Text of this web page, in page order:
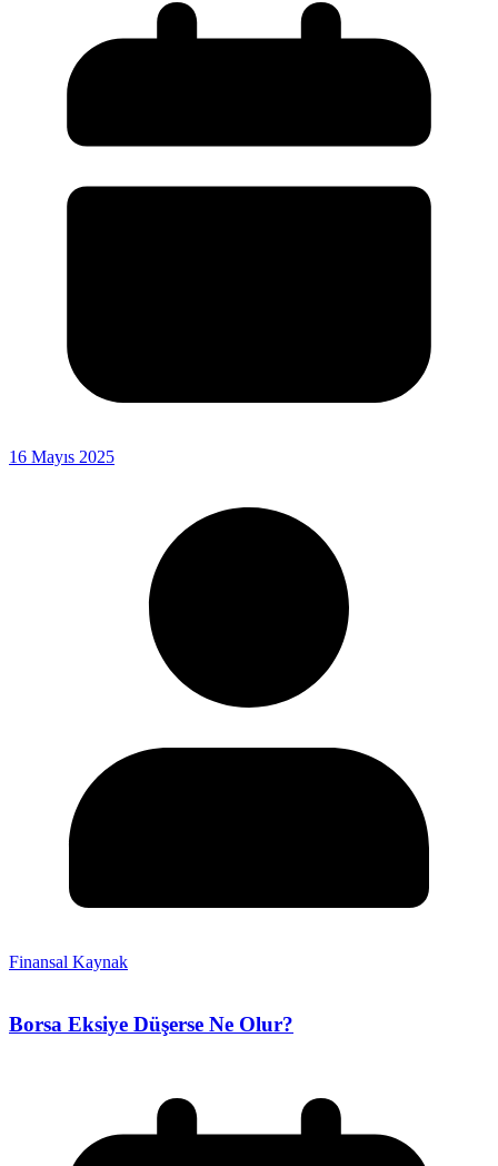
16 Mayıs 2025
Finansal Kaynak
Borsa Eksiye Düşerse Ne Olur?